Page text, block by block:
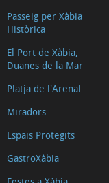
Passeig per Xàbia
Històrica
El Port de Xàbia,
Duanes de la Mar
Platja de l'Arenal
Miradors
Espais Protegits
GastroXàbia